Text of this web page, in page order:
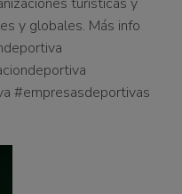
y globales. Más info
#empresasdeportivas